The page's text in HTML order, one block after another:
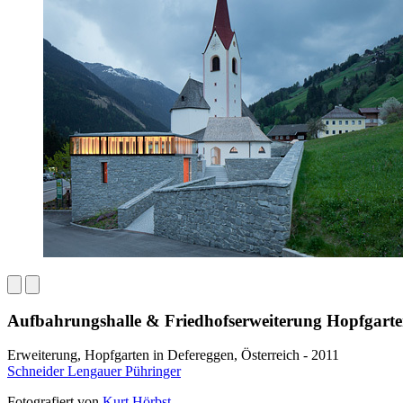
Aufbahrungshalle & Friedhofserweiterung
Erweiterung, Hopfgarten in Defereggen, Österreich - 2011
Schneider Lengauer Pühringer